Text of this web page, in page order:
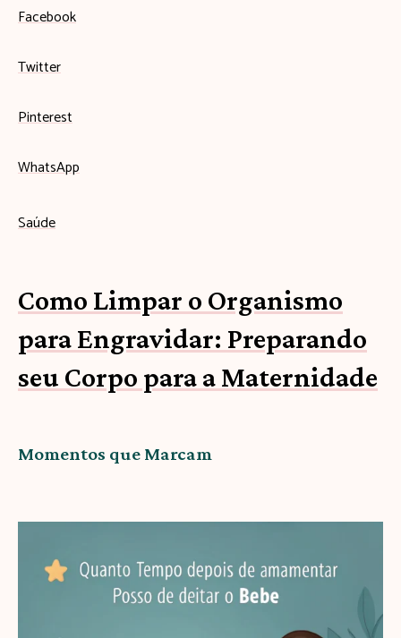
Facebook
Twitter
Pinterest
WhatsApp
Saúde
Como Limpar o Organismo
para Engravidar: Preparando
seu Corpo para a Maternidade
Momentos que Marcam